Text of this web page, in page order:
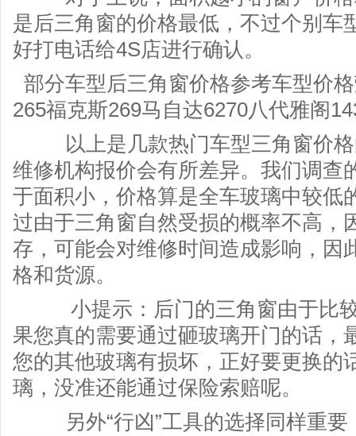
是后三角窗的价格最低，不过个别车
好打电话给4S店进行确认。
部分车型后三角窗价格参考车型价
265福克斯269马自达6270八代雅阁
以上是几款热门车型三角窗价格
维修机构报价会有所差异。我们调查
于面积小，价格算是全车玻璃中较低
过由于三角窗自然受损的概率不高，
存，可能会对维修时间造成影响，因
格和货源。
小提示：后门的三角窗由于比较
果您真的需要通过砸玻璃开门的话，
您的其他玻璃有损坏，正好要更换的
璃，没准还能通过保险索赔呢。
另外“行凶”工具的选择同样重要